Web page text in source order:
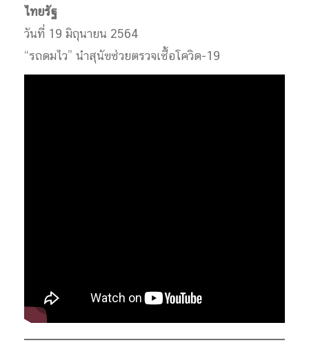
ไทยรัฐ
วันที่ 19 มิถุนายน 2564
“รถดมไว” นำสุนัขช่วยตรวจเชื้อโควิด-19